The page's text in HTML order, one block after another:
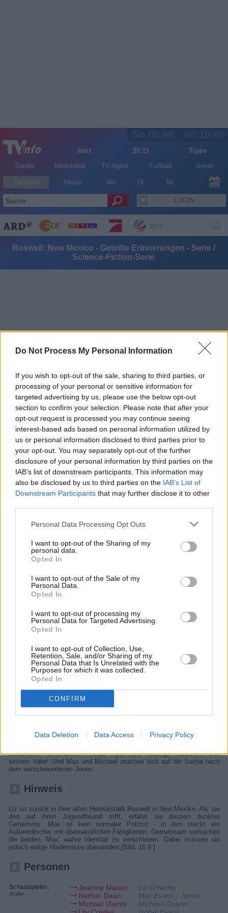
Do Not Process My Personal Information
If you wish to opt-out of the sale, sharing to third parties, or
processing of your personal or sensitive information for
targeted advertising by us, please use the below opt-out
section to confirm your selection. Please note that after your
opt-out request is processed you may continue seeing
interest-based ads based on personal information utilized by
us or personal information disclosed to third parties prior to
your opt-out. You may separately opt-out of the further
disclosure of your personal information by third parties on the
IAB’s list of downstream participants. This information may
also be disclosed by us to third parties on the IAB’s List of
Downstream Participants that may further disclose it to other
Personal Data Processing Opt Outs
I want to opt-out of the Sharing of my
personal data.
Opted In
I want to opt-out of the Sale of my
Personal Data.
Opted In
I want to opt-out of processing my
Personal Data for Targeted Advertising.
Opted In
I want to opt-out of Collection, Use,
Retention, Sale, and/or Sharing of my
Personal Data that Is Unrelated with the
Purposes for which it was collected.
Opted In
CONFIRM
Data Deletion Data Access Privacy Policy
Jetzt 20:15
Tipps
Sender
Merkzettel TV-Agent Fußball Serien
Heute Mo Di Mi
LOGIN
Roswell: New Mexico - Geteilte Erinnerungen - Serie /
Science-Fiction-Serie
Roswell: New Mexico (Roswell: New Mexico)
Geteilte Erinnerungen ( USA,2021)
Übersicht
Isobel hilft Maria, mehr über ihre rätselhafte Vision herauszufinden. In
Roswell lüftet Liz das dunkle Geheiminis ihres Jugendfreundes Max.
Details
Isobel hilft Maria, mehr über ihre rätselhafte Vision herauszufinden.
Dafür nehmen die beiden eine gefährliche Reise auf sich. Und
bevorsteht. Unterdessen erhält Kyle eine wichtige Nachricht von
seinem Vater. Und Max und Michael machen sich auf die Suche nach
dem verschwundenen Jones.
Hinweis
Liz ist zurück in ihrer alten Heimatstadt Roswell in New Mexiko. Als sie
dort auf ihren Jugendfreund trifft, erfährt sie dessen dunkles
Geheimnis: Max ist kein normaler Polizist - in ihm steckt ein
Außerirdischer mit übernatürlichen Fähigkeiten. Gemeinsam versuchen
die beiden, Max‘ wahre Identität zu verschleiern. Dabei müssen sie
jedoch einige Hindernisse überwinden.[Bild: 16:9 ]
Personen
Schauspieler:
Rolle
Jeanine Mason
Liz Ortecho
Nathan Dean
Max Evans / Jones
Michael Vlamis
Michael Guerin